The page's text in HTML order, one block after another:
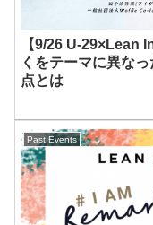
【9/26 U-29×Lean
くをテーマに異な
点とは
Past Events